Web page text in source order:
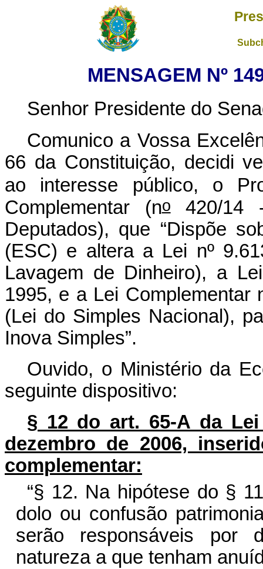
MENSAGEM Nº
Senhor Presidente do
Comunico a Vossa
66 da Constituição, decidi
ao interesse público, o
Complementar (no420/14 -
Deputados), que “Dispõe
(ESC) e altera a Lei nº
Lavagem de Dinheiro), a
1995, e a Lei Complementar
(Lei do Simples Nacional),
Inova Simples”.
Ouvido, o Ministério da
seguinte dispositivo:
§ 12 do art. 65-A da
dezembro de 2006,
complementar:
“§ 12. Na hipótese do §
dolo ou confusão
serão responsáveis por
natureza a que tenham